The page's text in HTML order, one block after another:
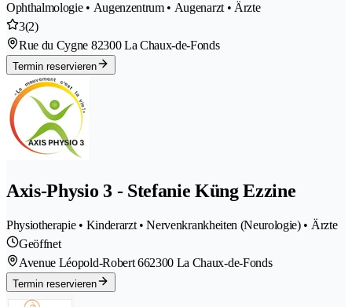
Ophthalmologie • Augenzentrum • Augenarzt • Ärzte
3(2)
Rue du Cygne 82300 La Chaux-de-Fonds
Termin reservieren
Axis-Physio 3 - Stefanie Küng Ezzine
Physiotherapie • Kinderarzt • Nervenkrankheiten (Neurologie) • Ärzte
Geöffnet
Avenue Léopold-Robert 662300 La Chaux-de-Fonds
Termin reservieren